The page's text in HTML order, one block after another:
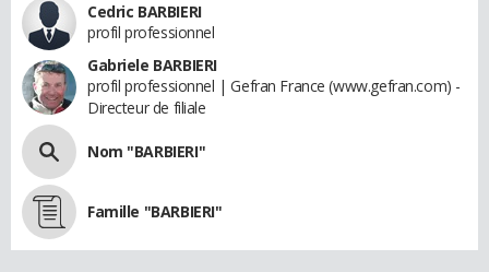
Cedric BARBIERI
profil professionnel
Gabriele BARBIERI
profil professionnel | Gefran France (www.gefran.com) -
Directeur de filiale
Nom "BARBIERI"
Famille "BARBIERI"